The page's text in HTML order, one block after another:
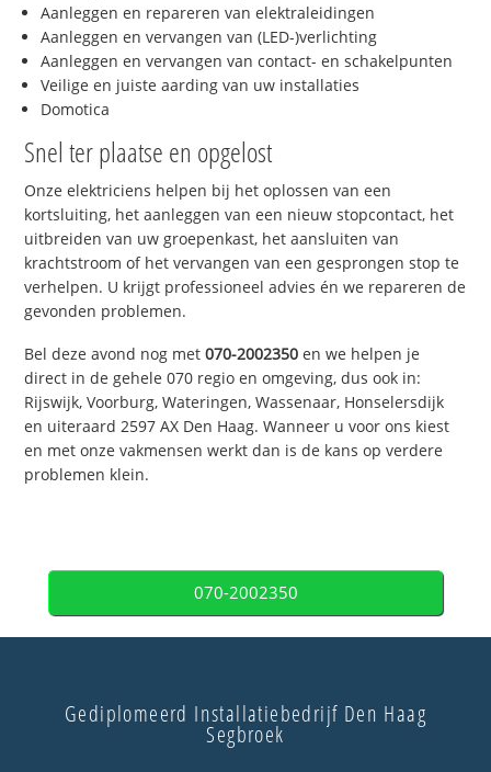
Aanleggen en repareren van elektraleidingen
Aanleggen en vervangen van (LED-)verlichting
Aanleggen en vervangen van contact- en schakelpunten
Veilige en juiste aarding van uw installaties
Domotica
Snel ter plaatse en opgelost
Onze elektriciens helpen bij het oplossen van een
kortsluiting, het aanleggen van een nieuw stopcontact, het
uitbreiden van uw groepenkast, het aansluiten van
krachtstroom of het vervangen van een gesprongen stop te
verhelpen. U krijgt professioneel advies én we repareren de
gevonden problemen.
Bel deze avond nog met070-2002350 en we helpen je
direct in de gehele 070 regio en omgeving, dus ook in:
Rijswijk, Voorburg, Wateringen, Wassenaar, Honselersdijk
en uiteraard 2597 AX Den Haag. Wanneer u voor ons kiest
en met onze vakmensen werkt dan is de kans op verdere
problemen klein.
070-2002350
Gediplomeerd Installatiebedrijf Den Haag
Segbroek